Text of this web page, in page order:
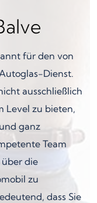
für den von
Dienst.
ausschließlich
Level zu bieten,
ganz
Team
die
zu
dass Sie